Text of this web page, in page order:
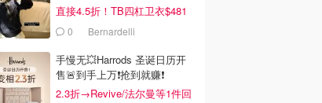
直接4.5折！TB四杠卫衣$481
0 Bernardelli
手慢无💥Harrods 圣诞日历开
售🚨到手上万❗️抢到就赚❗️
2.3折→Revive/法尔曼等1件回